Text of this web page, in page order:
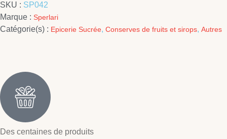
SKU : SP042
Marque : Sperlari
Catégorie(s) : Epicerie Sucrée, Conserves de fruits et sirops, Autres
Des centaines de produits